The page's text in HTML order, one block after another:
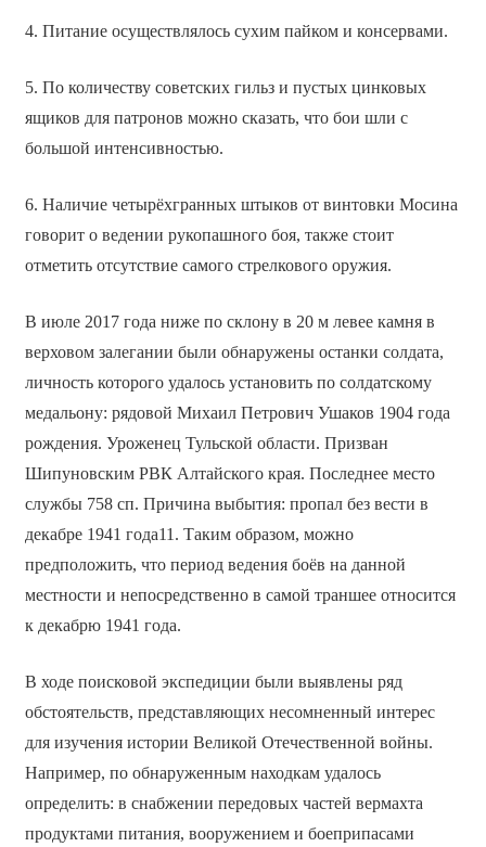
4. Питание осуществлялось сухим пайком и консервами.
5. По количеству советских гильз и пустых цинковых
ящиков для патронов можно сказать, что бои шли с
большой интенсивностью.
6. Наличие четырёхгранных штыков от винтовки Мосина
говорит о ведении рукопашного боя, также стоит
отметить отсутствие самого стрелкового оружия.
В июле 2017 года ниже по склону в 20 м левее камня в
верховом залегании были обнаружены останки солдата,
личность которого удалось установить по солдатскому
медальону: рядовой Михаил Петрович Ушаков 1904 года
рождения. Уроженец Тульской области. Призван
Шипуновским РВК Алтайского края. Последнее место
службы 758 сп. Причина выбытия: пропал без вести в
декабре 1941 года11. Таким образом, можно
предположить, что период ведения боёв на данной
местности и непосредственно в самой траншее относится
к декабрю 1941 года.
В ходе поисковой экспедиции были выявлены ряд
обстоятельств, представляющих несомненный интерес
для изучения истории Великой Отечественной войны.
Например, по обнаруженным находкам удалось
определить: в снабжении передовых частей вермахта
продуктами питания, вооружением и боеприпасами